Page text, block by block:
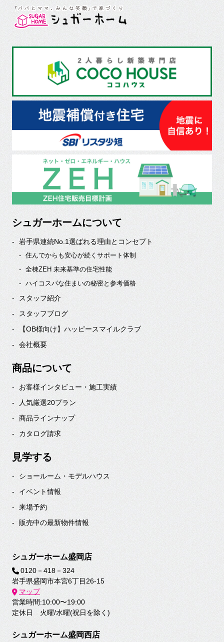
シュガーホームについて
岩手県連続No.1選ばれる理由とコンセプト
住んでからも安心が続くサポート体制
全棟ZEH 未来基準の住宅性能
ハイコスパな住まいの秘密と参考価格
スタッフ紹介
スタッフブログ
【OB様向け】ハッピースマイルクラブ
会社概要
商品について
お客様インタビュー・施工実績
人気厳選20プラン
商品ラインナップ
カタログ請求
見学する
ショールーム・モデルハウス
イベント情報
来場予約
販売中の最新物件情報
シュガーホーム盛岡店
0120－418－324
岩手県盛岡市本宮6丁目26-15
マップ
営業時間:10:00〜19:00
定休日 火曜/水曜(祝日を除く)
シュガーホーム盛岡西店